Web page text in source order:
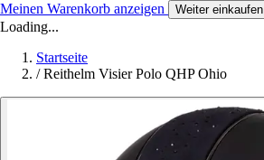
Meinen Warenkorb anzeigen Weiter einkaufen
Loading...
Startseite
/ Reithelm Visier Polo QHP Ohio